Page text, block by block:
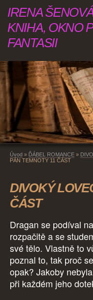
IRENA
KNIHA, OKNO
FANTASII
Úvod » ĎÁBEL ROMANCE »
PÁN TEMNOTY 11 ČÁST
DIVOKÝ
ČÁST
Dragan se podíval
rozpačitě a se
své tělo. Vlastně to
poznal to, tak proč
opak? Jakoby
při každém jeho